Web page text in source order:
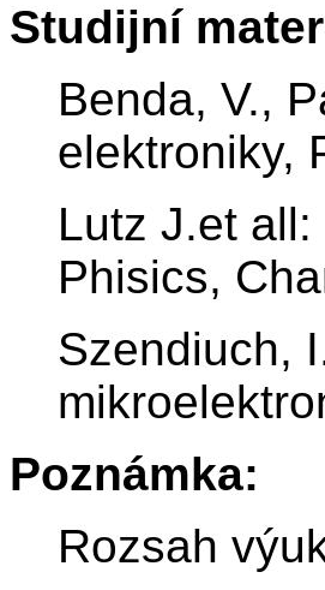
Studijní
Benda, V.,
elektroniky,
Lutz J.et
Phisics,
Szendiuch,
Poznámka:
Rozsah